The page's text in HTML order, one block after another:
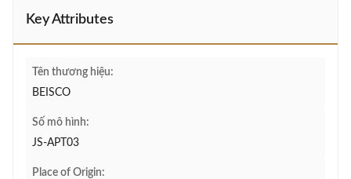
Key Attributes
Tên thương hiệu:
BEISCO
Số mô hình:
JS-APT03
Place of Origin: